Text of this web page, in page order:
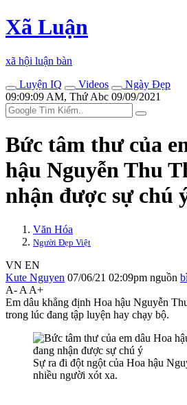
Xã Luận
xã hội luận bàn
Luyện IQ
Videos
Ngày Đẹp
09:09:09 AM, Thứ Abc 09/09/2021
Bức tâm thư của
hậu Nguyễn Thu
nhận được sự chú
Văn Hóa
Người Đẹp Việt
VN EN
Kute Nguyen 07/06/21 02:09pm nguồn
A- A A+
Em dâu khẳng định Hoa hậu Nguyễn
trong lúc đang tập luyện hay chạy bộ.
Sự ra đi đột ngột của Hoa hậu
nhiều người xót xa.